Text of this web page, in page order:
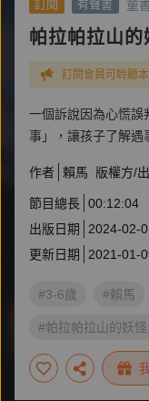
訂閱 有聲書 童
帕拉帕拉山的
訂閱會員可聆聽
一個訴說因為心慌誤
事」，讓孩子了解遇
作者 賴馬 版權方/
節目總長 00:12:04
出版日期
2024-02-
更新日期
2021-01-
#3-6歲 #賴馬
#帕拉帕拉山的妖怪